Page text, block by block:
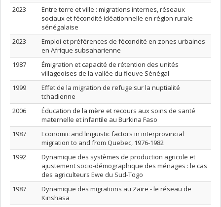
2023
Entre terre et ville : migrations internes, réseaux
sociaux et fécondité idéationnelle en région rurale
sénégalaise
2023
Emploi et préférences de fécondité en zones urbaines
en Afrique subsaharienne
1987
Émigration et capacité de rétention des unités
villageoises de la vallée du fleuve Sénégal
1999
Effet de la migration de refuge sur la nuptialité
tchadienne
2006
Éducation de la mère et recours aux soins de santé
maternelle et infantile au Burkina Faso
1987
Economic and linguistic factors in interprovincial
migration to and from Quebec, 1976-1982
1992
Dynamique des systèmes de production agricole et
ajustement socio-démographique des ménages : le cas
des agriculteurs Ewe du Sud-Togo
1987
Dynamique des migrations au Zaïre - le réseau de
Kinshasa